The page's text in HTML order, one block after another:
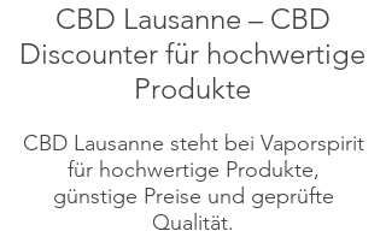
CBD Lausanne – CBD
Discounter für hochwertige
Produkte
CBD Lausanne steht bei Vaporspirit
für hochwertige Produkte,
günstige Preise und geprüfte
Qualität.